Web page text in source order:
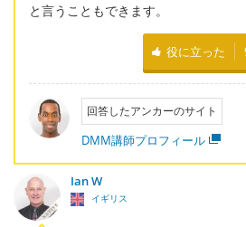
と言うこともできます。
役に立った
回答したアンカーのサイト
DMM講師プロフィール
Ian W
イギリス